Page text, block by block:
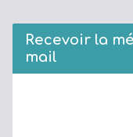
Recevoir la
mail